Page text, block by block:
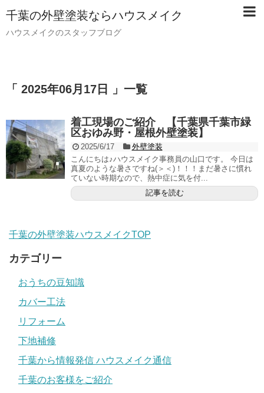
千葉の外壁塗装ならハウスメイク
ハウスメイクのスタッフブログ
「 2025年06月17日 」一覧
着工現場のご紹介 【千葉県千葉市緑
区おゆみ野・屋根外壁塗装】
2025/6/17
外壁塗装
こんにちは♪ハウスメイク事務員の山口です。 今日は
真夏のような暑さですね(＞＜)！！！まだ暑さに慣れ
ていない時期なので、熱中症に気を付...
記事を読む
千葉の外壁塗装ハウスメイクTOP
カテゴリー
おうちの豆知識
カバー工法
リフォーム
下地補修
千葉から情報発信 ハウスメイク通信
千葉のお客様をご紹介